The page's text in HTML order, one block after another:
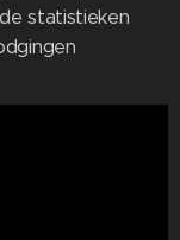
statistieken